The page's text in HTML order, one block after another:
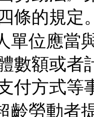
條的規定
位應當
數額或者
付方式等
勞動者